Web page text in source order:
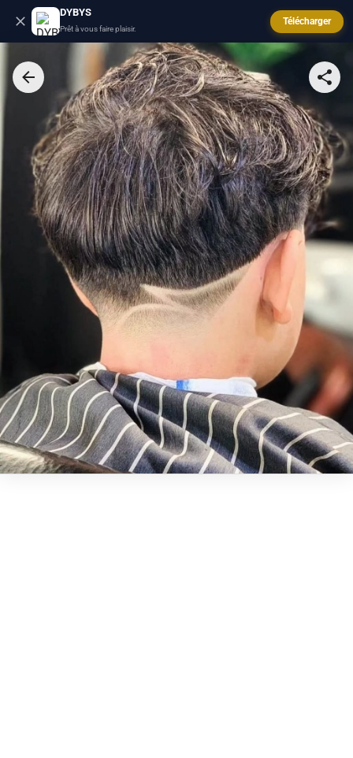
DYBYS
Prêt à vous faire plaisir.
Télécharger